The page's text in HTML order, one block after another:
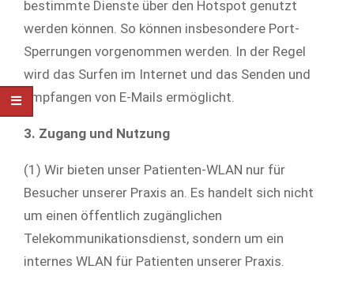
bestimmte Dienste über den Hotspot genutzt
werden können. So können insbesondere Port-
Sperrungen vorgenommen werden. In der Regel
wird das Surfen im Internet und das Senden und
Empfangen von E-Mails ermöglicht.
3. Zugang und Nutzung
(1) Wir bieten unser Patienten-WLAN nur für
Besucher unserer Praxis an. Es handelt sich nicht
um einen öffentlich zugänglichen
Telekommunikationsdienst, sondern um ein
internes WLAN für Patienten unserer Praxis.